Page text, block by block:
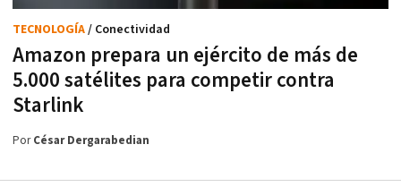
Amazon prepara un ejército de más de
5.000 satélites para competir contra
Starlink
TECNOLOGÍA/ Conectividad
PorCésar Dergarabedian